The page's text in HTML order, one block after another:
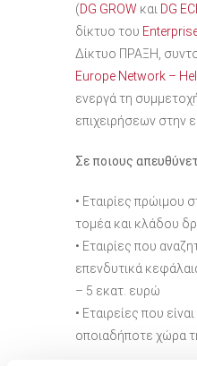
(DG GROW και DG
δίκτυο του
Δίκτυο ΠΡΑΞΗ,
Europe Network –
ενεργά τη
επιχειρήσεων στην
Σε ποιους
• Εταιρίες πρώιμου
τομέα και κλάδου
• Εταιρίες που
επενδυτικά
– 5 εκατ. ευρώ
• Εταιρείες που
οποιαδήποτε χώρα